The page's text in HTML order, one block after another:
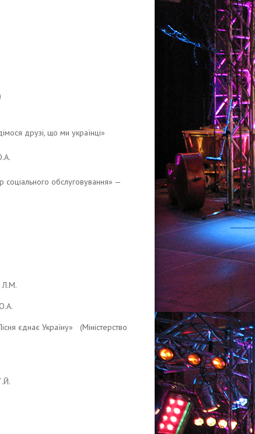
друзі, що ми українці»
соціального обслуговування» —
Л.М.
єднає Україну» (Міністерство